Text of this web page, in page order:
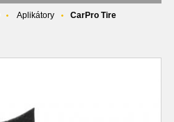
Aplikátory
CarPro Tire